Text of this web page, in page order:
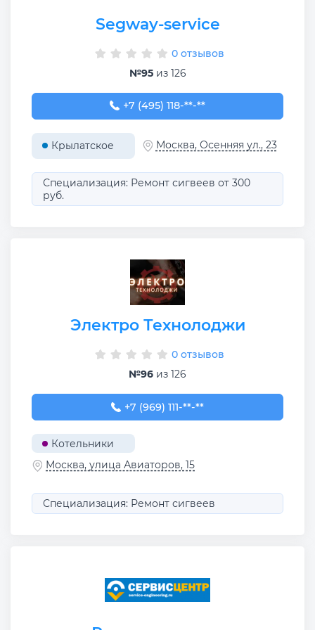
Segway-service
0 отзывов
№95из 126
+7 (495) 118-95-39
+7 (495) 118-**-**
Крылатское Москва, Осенняя ул., 23
Специализация: Ремонт сигвеев от 300
руб.
Электро Технолоджи
0 отзывов
№96 из 126
+7 (969) 111-09-65
+7 (969) 111-**-**
Котельники
Москва, улица Авиаторов, 15
Специализация: Ремонт сигвеев